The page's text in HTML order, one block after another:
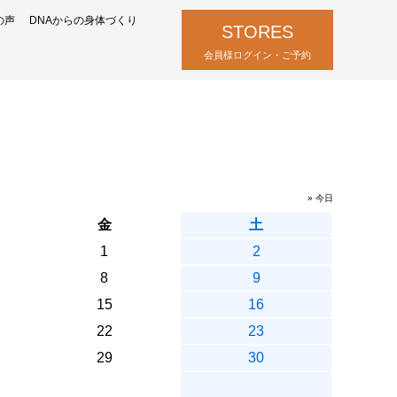
声 DNAからの身体づくり
STORES
会員様ログイン・ご予約
» 今日
金
土
1
2
8
9
15
16
22
23
29
30